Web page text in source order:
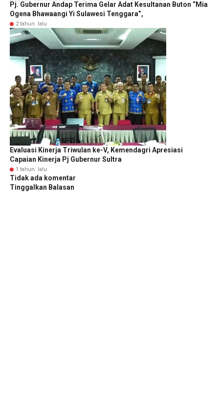
Pj. Gubernur Andap Terima Gelar Adat Kesultanan Buton “Mia
Ogena Bhawaangi Yi Sulawesi Tenggara”,
2 tahun lalu
Evaluasi Kinerja Triwulan ke-V, Kemendagri Apresiasi
Capaian Kinerja Pj Gubernur Sultra
1 tahun lalu
Tidak ada komentar
Tinggalkan Balasan